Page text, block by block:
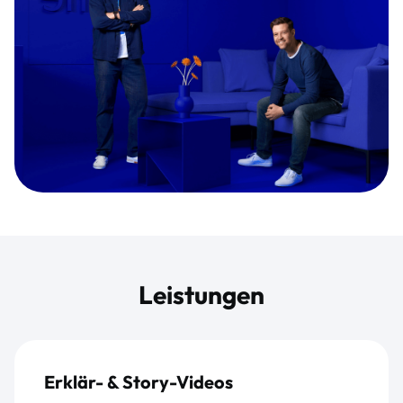
Leistungen
Erklär- & Story-Videos